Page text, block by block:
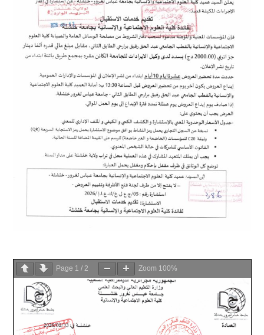
Page 1 / 2 Zoom 100%